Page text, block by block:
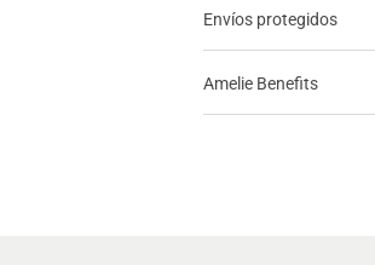
Envíos protegidos
Amelie Benefits